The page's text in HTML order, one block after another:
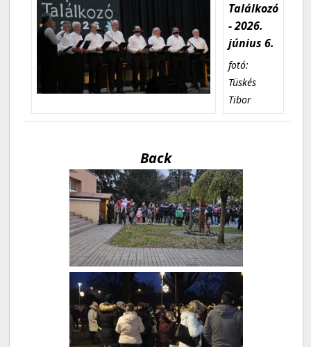
Találkozó
- 2026.
június 6.
fotó:
Tüskés
Tibor
Back